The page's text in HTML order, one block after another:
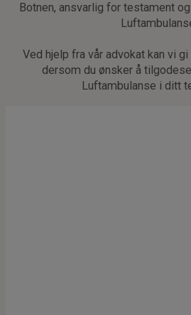
Botnen, ansvarlig for testament
Ved hjelp fra vår advokat kan vi
dersom du ønsker å
Luftambulanse i ditt